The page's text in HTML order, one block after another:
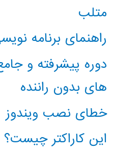
متلب
راهنمای برنامه
دوره پیشرفته و
های بدون راننده
خطای نصب ویندوز
این کاراکتر چیست؟ 65279